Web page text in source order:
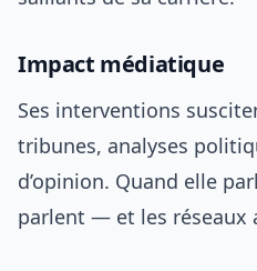
Impact médiatique
Ses interventions
tribunes, analyses
d’opinion. Quand elle
parlent — et les réseaux